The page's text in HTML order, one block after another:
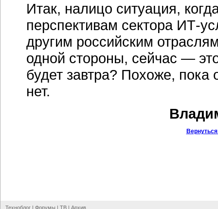
Итак, налицо ситуация,
перспективам сектора ИТ-
другим российским
одной стороны, сейчас —
будет завтра? Похоже, пока
нет.
Техноблог | Форумы | ТВ | Архив